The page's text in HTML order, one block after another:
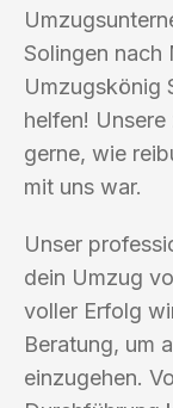
Solingen nach
Umzugskönig
helfen!
gerne, wie
mit uns war.
Unser
dein Umzug
voller Erfolg
Beratung, um
einzugehen.